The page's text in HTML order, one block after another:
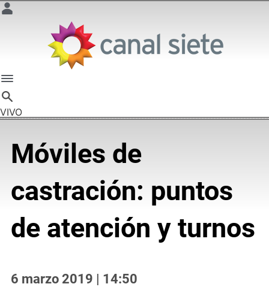
VIVO
Móviles de
castración: puntos
de atención y turnos
6 marzo 2019 | 14:50